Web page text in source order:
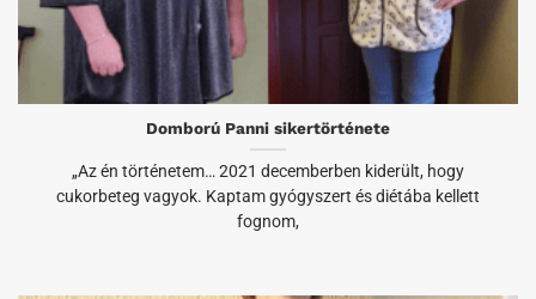
Domború Panni sikertörténete
„Az én történetem… 2021 decemberben kiderült, hogy
cukorbeteg vagyok. Kaptam gyógyszert és diétába kellett
fognom,